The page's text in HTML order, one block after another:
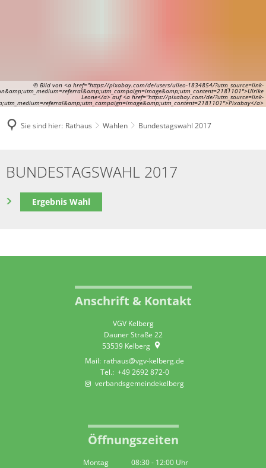
© Bild von <a href="https://pixabay.com/de/users/ulleo-1834854/?utm_source=link-
Leone</a> auf <a href="https://pixabay.com/de/?utm_source=link-
a>
Sie sind hier: Rathaus Wahlen Bundestagswahl 2017
2017
BUNDESTAGSWAHL 2017
Ergebnis Wahl
Anschrift & Kontakt
VGV Kelberg
Dauner Straße 22
53539 Kelberg
rathaus@vgv-kelberg.de
+49 2692 872-0
verbandsgemeindekelberg
Öffnungszeiten
Montag 08:30- 12:00 Uhr